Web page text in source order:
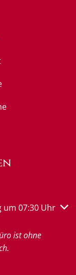
07:30 Uhr
ist ohne